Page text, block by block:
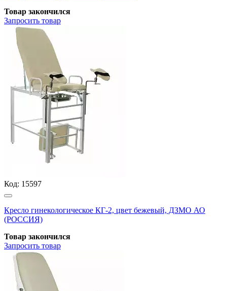
Товар закончился
Запросить товар
Код: 15597
Кресло гинекологическое КГ-2, цвет бежевый, ДЗМО АО
(РОССИЯ)
Товар закончился
Запросить товар